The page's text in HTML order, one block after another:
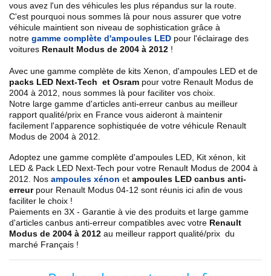
vous avez l'un des véhicules les plus répandus sur la route.
C'est pourquoi nous sommes là pour nous assurer que votre
véhicule maintient son niveau de sophistication grâce à
notre gamme complète d'ampoules LED pour l'éclairage des
voitures Renault Modus de 2004 à 2012 !
Avec une gamme complète de kits Xenon, d'ampoules LED et de
packs LED Next-Tech et Osram pour votre Renault Modus de
2004 à 2012 , nous sommes là pour faciliter vos choix.
Notre large gamme d'articles anti-erreur canbus au meilleur
rapport qualité/prix en France vous aideront à maintenir
facilement l'apparence sophistiquée de votre véhicule Renault
Modus de 2004 à 2012
Adoptez une gamme complète d'ampoules LED, Kit xénon, kit
LED & Pack LED Next-Tech pour votre Renault Modus de 2004 à
2012 . Nos ampoules xénon et ampoules LED canbus anti-
erreurpour Renault Modus 04-12 sont réunis ici afin de vous
faciliter le choix !
Paiements en 3X - Garantie à vie des produits et large gamme
d'articles canbus anti-erreur compatibles avec votre Renault
Modus de 2004 à 2012 au meilleur rapport qualité/prix du
marché Français !